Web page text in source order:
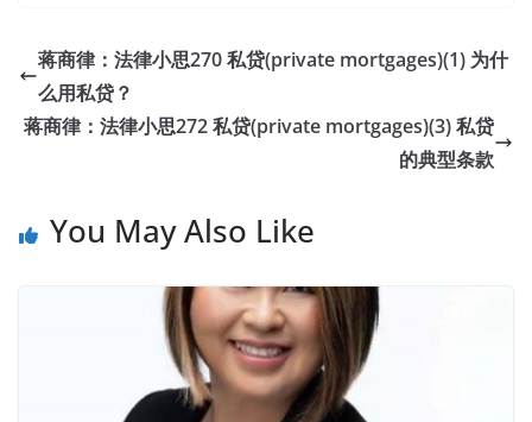
蒋商律：法律小思270 私贷(private mortgages)(1) 为什
么用私贷？
蒋商律：法律小思272 私贷(private mortgages)(3) 私贷
的典型条款
You May Also Like